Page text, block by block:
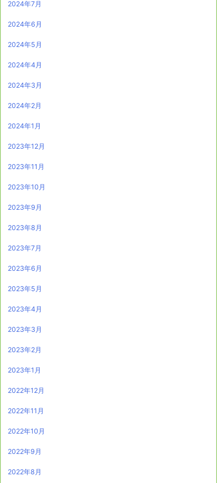
2024年7月
2024年6月
2024年5月
2024年4月
2024年3月
2024年2月
2024年1月
2023年12月
2023年11月
2023年10月
2023年9月
2023年8月
2023年7月
2023年6月
2023年5月
2023年4月
2023年3月
2023年2月
2023年1月
2022年12月
2022年11月
2022年10月
2022年9月
2022年8月